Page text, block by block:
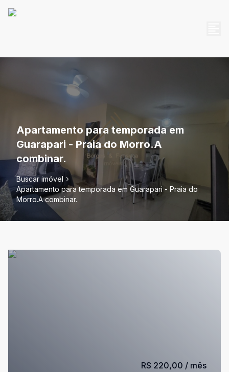
Apartamento para temporada em
Guarapari - Praia do Morro.A
combinar.
Buscar imóvel
Apartamento para temporada em Guarapari - Praia do
Morro.A combinar.
R$ 220,00 / mês